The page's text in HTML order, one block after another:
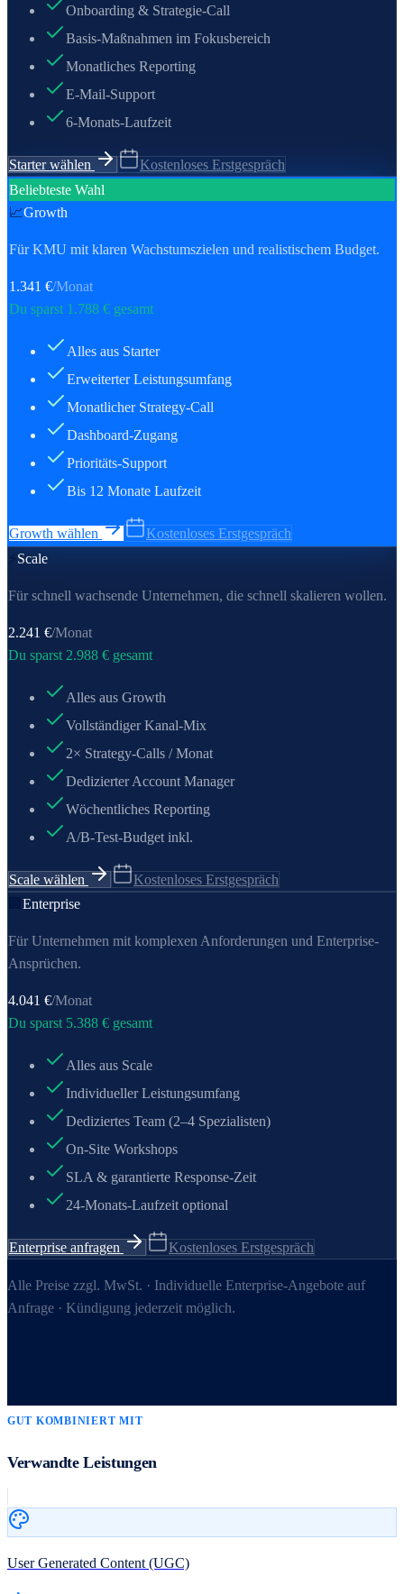
Onboarding & Strategie-Call
Basis-Maßnahmen im Fokusbereich
Monatliches Reporting
E-Mail-Support
6-Monats-Laufzeit
Starter wählen
Kostenloses Erstgespräch
Beliebteste Wahl
📈Growth
Für KMU mit klaren Wachstumszielen und realistischem Budget.
1.341 €/Monat
Du sparst 1.788 € gesamt
Alles aus Starter
Erweiterter Leistungsumfang
Monatlicher Strategy-Call
Dashboard-Zugang
Prioritäts-Support
Bis 12 Monate Laufzeit
Growth wählen
Kostenloses Erstgespräch
Scale
Für schnell wachsende Unternehmen, die schnell skalieren wollen.
2.241 €/Monat
Du sparst 2.988 € gesamt
Alles aus Growth
Vollständiger Kanal-Mix
2× Strategy-Calls / Monat
Dedizierter Account Manager
Wöchentliches Reporting
A/B-Test-Budget inkl.
Scale wählen
Kostenloses Erstgespräch
Enterprise
Für Unternehmen mit komplexen Anforderungen und Enterprise-
Ansprüchen.
4.041 €/Monat
Du sparst 5.388 € gesamt
Alles aus Scale
Individueller Leistungsumfang
Dediziertes Team (2–4 Spezialisten)
On-Site Workshops
SLA & garantierte Response-Zeit
24-Monats-Laufzeit optional
Enterprise anfragen Kostenloses Erstgespräch
Alle Preise zzgl. MwSt. · Individuelle Enterprise-Angebote auf
Anfrage · Kündigung jederzeit möglich.
GUT KOMBINIERT MIT
Verwandte Leistungen
User Generated Content (UGC)